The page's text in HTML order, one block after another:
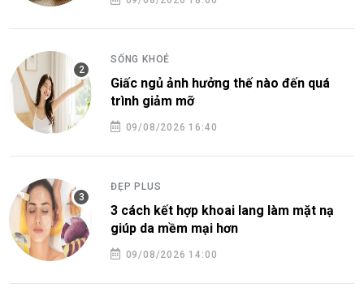
SỐNG KHOẺ
Giấc ngủ ảnh hưởng thế nào đến quá
trình giảm mỡ
09/08/2026 16:40
ĐẸP PLUS
3 cách kết hợp khoai lang làm mặt nạ
giúp da mềm mại hơn
09/08/2026 14:00